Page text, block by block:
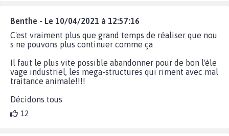
Benthe - Le 10/04/2021 à 12:57:16
C'est vraiment plus que grand temps de réaliser que nou
s ne pouvons plus continuer comme ça
Il faut le plus vite possible abandonner pour de bon l'éle
vage industriel, les mega-structures qui riment avec mal
traitance animale!!!!
Décidons tous
12